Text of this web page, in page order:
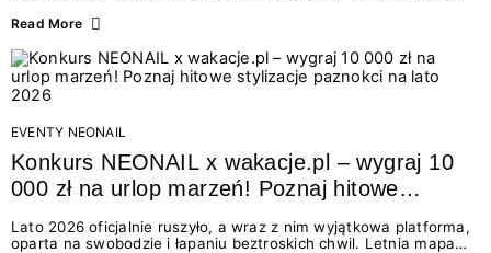
świata beauty i oszałamiających deserów to coś więcej niż
zmysłami: przez soczysty kolor, aksamitną teksturę,
orzeźwiający zapach i słodki akcent na podniebieniu. Tego lata
NEONAIL łączy siły z marką Willisch, tworząc unikalny projekt
na styku jedzenia i piękna....
Read More
EVENTY NEONAIL
Konkurs NEONAIL x wakacje.pl – wygraj 10
000 zł na urlop marzeń! Poznaj hitowe
Lato 2026 oficjalnie ruszyło, a wraz z nim wyjątkowa platforma,
oparta na swobodzie i łapaniu beztroskich chwil. Letnia mapa